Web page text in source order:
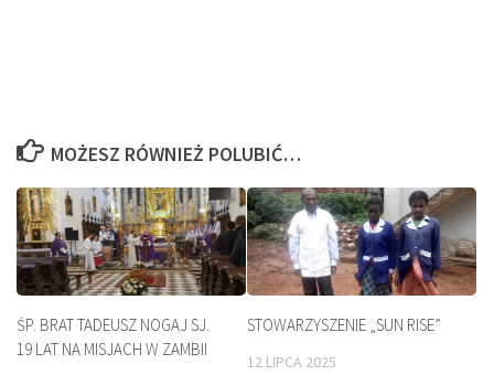
MOŻESZ RÓWNIEŻ POLUBIĆ…
ŚP. BRAT TADEUSZ NOGAJ SJ.
19 LAT NA MISJACH W ZAMBII
STOWARZYSZENIE „SUN RISE”
12 LIPCA 2025